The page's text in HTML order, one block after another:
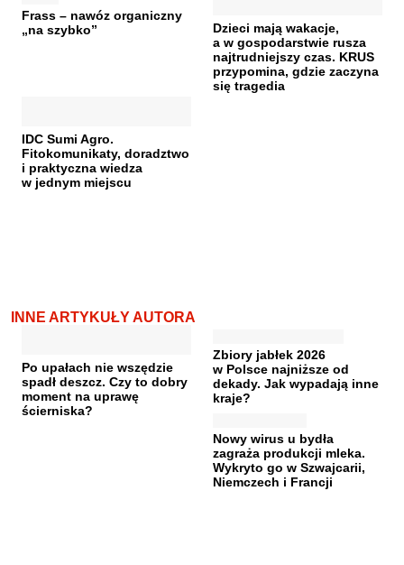
Frass – nawóz organiczny
„na szybko”
Dzieci mają wakacje,
a w gospodarstwie rusza
najtrudniejszy czas. KRUS
przypomina, gdzie zaczyna
się tragedia
IDC Sumi Agro.
Fitokomunikaty, doradztwo
i praktyczna wiedza
w jednym miejscu
INNE ARTYKUŁY AUTORA
Po upałach nie wszędzie
spadł deszcz. Czy to dobry
moment na uprawę
ścierniska?
Zbiory jabłek 2026
w Polsce najniższe od
dekady. Jak wypadają inne
kraje?
Nowy wirus u bydła
zagraża produkcji mleka.
Wykryto go w Szwajcarii,
Niemczech i Francji